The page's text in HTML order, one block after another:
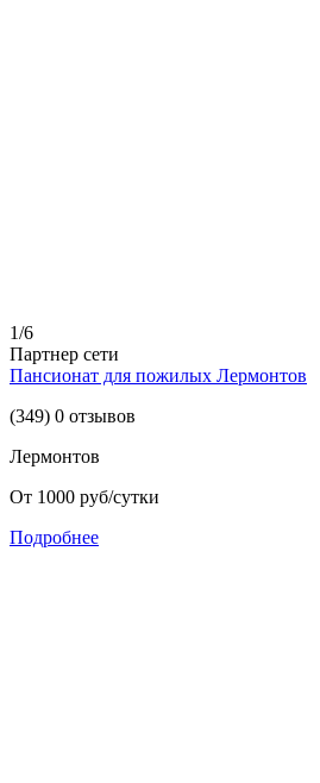
1/6
Партнер сети
Пансионат для пожилых Лермонтов
(349) 0 отзывов
Лермонтов
От 1000 руб/сутки
Подробнее